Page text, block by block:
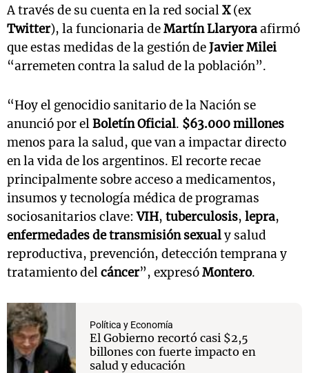
A través de su cuenta en la red socialX(ex
Twitter), la funcionaria deMartín Llaryoraafirmó
que estas medidas de la gestión deJavier Milei
“arremeten contra la salud de la población”.
“Hoy el genocidio sanitario de la Nación se
anunció por elBoletín Oficial. $63.000 millones
menos para la salud, que van a impactar directo
en la vida de los argentinos. El recorte recae
principalmente sobre acceso a medicamentos,
insumos y tecnología médica de programas
sociosanitarios clave:VIH, tuberculosis, lepra,
enfermedades de transmisión sexualy salud
reproductiva, prevención, detección temprana y
tratamiento delcáncer”, expresóMontero.
Política y Economía
El Gobierno recortó casi $2,5
billones con fuerte impacto en
salud y educación